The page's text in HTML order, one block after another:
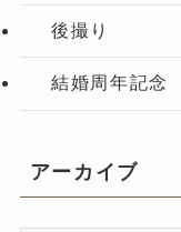
後撮り
結婚周年記念
アーカイブ